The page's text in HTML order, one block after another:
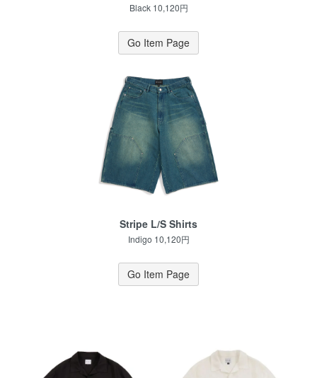
Black 10,120円
Go Item Page
Stripe L/S Shirts
Indigo 10,120円
Go Item Page